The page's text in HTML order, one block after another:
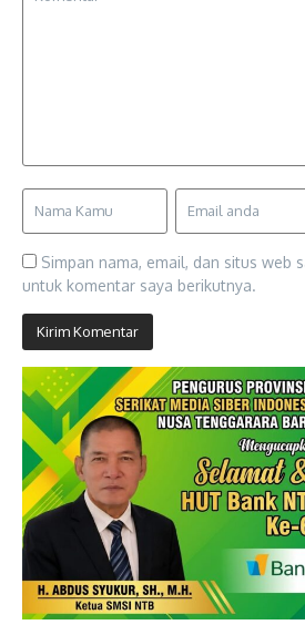
Simpan nama, email, dan situs web
untuk komentar saya berikutnya.